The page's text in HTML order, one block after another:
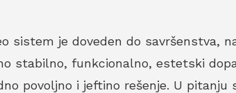
sistem je doveden do savršenstva,
stabilno, funkcionalno, estetski
povoljno i jeftino rešenje. U